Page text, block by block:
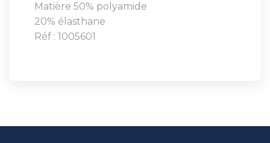
Matière 50% polyamide
20% élasthane
Réf : 1005601